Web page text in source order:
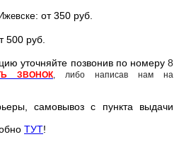
Ижевске: от 350 руб.
500 руб.
уточняйте позвонив по номеру 8
ЗВОНОК, либо написав нам на
самовывоз с пункта выдачи
ТУТ!